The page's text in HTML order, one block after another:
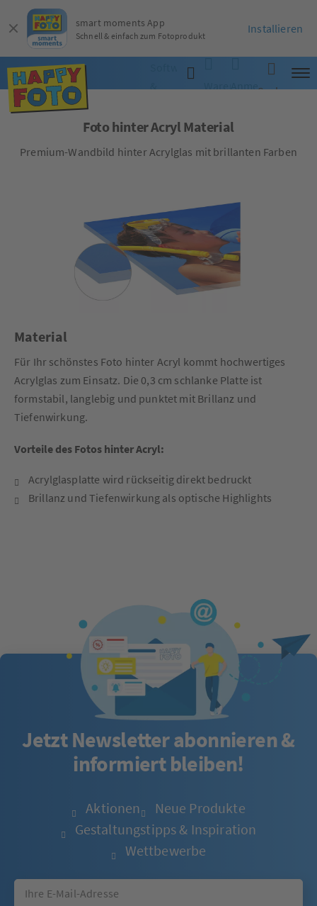
Software
WarenkorbAnmelden
Suche
Foto hinter Acryl Material
Premium-Wandbild hinter Acrylglas mit brillanten Farben
Material
Für Ihr schönstes Foto hinter Acryl kommt hochwertiges
Acrylglas zum Einsatz. Die 0,3 cm schlanke Platte ist
formstabil, langlebig und punktet mit Brillanz und
Tiefenwirkung.
Vorteile des Fotos hinter Acryl:
Acrylglasplatte wird rückseitig direkt bedruckt
Brillanz und Tiefenwirkung als optische Highlights
Jetzt Newsletter abonnieren &
informiert bleiben!
Aktionen
Neue Produkte
Gestaltungstipps & Inspiration
Wettbewerbe
smart moments App
Schnell & einfach zum Fotoprodukt
Installieren